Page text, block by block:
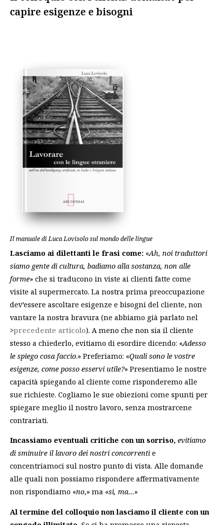
capire esigenze e bisogni
Il manuale di Luca Lovisolo sul mondo delle lingue
Lasciamo ai dilettanti le frasi come: «Ah, noi traduttori
siamo gente di cultura, badiamo alla sostanza, non alle
forme» che si traducono in viste ai clienti fatte come
visite al supermercato. La nostra prima preoccupazione
dev’essere ascoltare esigenze e bisogni del cliente, non
vantare la nostra bravura (ne abbiamo già parlato nel
>precedente articolo). A meno che non sia il cliente
stesso a chiederlo, evitiamo di esordire dicendo: «Adesso
le spiego cosa faccio.» Preferiamo: «Quali sono le vostre
esigenze, come posso esservi utile?» Presentiamo le nostre
capacità spiegando al cliente come risponderemo alle
sue richieste. Cogliamo le sue obiezioni come spunti per
spiegare meglio il nostro lavoro, senza mostrarcene
contrariati.
Incassiamo eventuali critiche con un sorriso, evitiamo
di sminuire il lavoro dei nostri concorrenti e
concentriamoci sul nostro punto di vista. Alle domande
alle quali non possiamo rispondere affermativamente
non rispondiamo «no,» ma «sì, ma…»
Al termine del colloquio non lasciamo il cliente con un